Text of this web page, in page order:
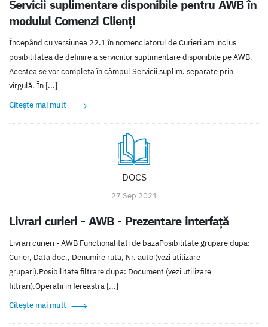
Servicii suplimentare disponibile pentru AWB în
modulul Comenzi Clienți
Începând cu versiunea 22.1 în nomenclatorul de Curieri am inclus
posibilitatea de definire a serviciilor suplimentare disponibile pe AWB.
Acestea se vor completa în câmpul Servicii suplim. separate prin
virgulă. În [...]
Citește mai mult
DOCS
27 Sep 2021
Livrari curieri - AWB - Prezentare interfață
Livrari curieri - AWB Functionalitati de bazaPosibilitate grupare dupa:
Curier, Data doc., Denumire ruta, Nr. auto (vezi utilizare
grupari).Posibilitate filtrare dupa: Document (vezi utilizare
filtrari).Operatii in fereastra [...]
Citește mai mult